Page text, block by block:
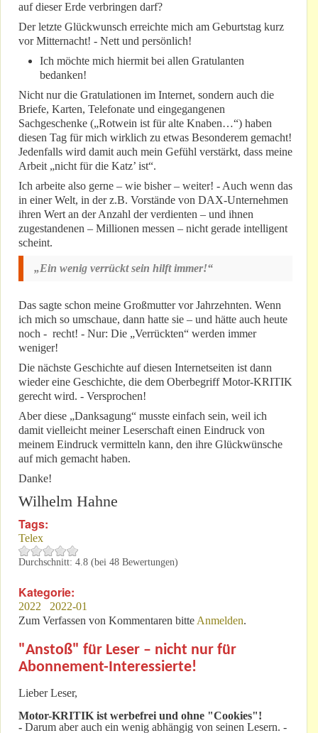
auf dieser Erde verbringen darf?
Der letzte Glückwunsch erreichte mich am Geburtstag kurz
vor Mitternacht! - Nett und persönlich!
Ich möchte mich hiermit bei allen Gratulanten
bedanken!
Nicht nur die Gratulationen im Internet, sondern auch die
Briefe, Karten, Telefonate und eingegangenen
Sachgeschenke („Rotwein ist für alte Knaben…“) haben
diesen Tag für mich wirklich zu etwas Besonderem gemacht!
Jedenfalls wird damit auch mein Gefühl verstärkt, dass meine
Arbeit „nicht für die Katz’ ist“.
Ich arbeite also gerne – wie bisher – weiter! - Auch wenn das
in einer Welt, in der z.B. Vorstände von DAX-Unternehmen
ihren Wert an der Anzahl der verdienten – und ihnen
zugestandenen – Millionen messen – nicht gerade intelligent
scheint.
„Ein wenig verrückt sein hilft immer!“
Das sagte schon meine Großmutter vor Jahrzehnten. Wenn
ich mich so umschaue, dann hatte sie – und hätte auch heute
noch - recht! - Nur: Die „Verrückten“ werden immer
weniger!
Die nächste Geschichte auf diesen Internetseiten ist dann
wieder eine Geschichte, die dem Oberbegriff Motor-KRITIK
gerecht wird. - Versprochen!
Aber diese „Danksagung“ musste einfach sein, weil ich
damit vielleicht meiner Leserschaft einen Eindruck von
meinem Eindruck vermitteln kann, den ihre Glückwünsche
auf mich gemacht haben.
Danke!
Wilhelm Hahne
Tags:
Telex
Durchschnitt: 4.8 (bei 48 Bewertungen)
Kategorie:
2022
2022-01
Zum Verfassen von Kommentaren bitte Anmelden.
"Anstoß" für Leser – nicht nur für
Abonnement-Interessierte!
Lieber Leser,
Motor-KRITIK ist werbefrei und ohne "Cookies"!
- Darum aber auch ein wenig abhängig von seinen Lesern. -